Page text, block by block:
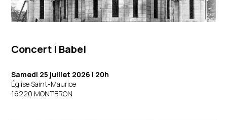
Concert | Babel
Samedi 25 juillet 2026 | 20h
Église Saint-Maurice
16220 MONTBRON